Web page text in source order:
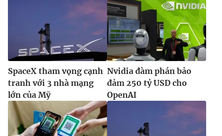
SpaceX tham vọng cạnh
tranh với 3 nhà mạng
lớn của Mỹ
Nvidia đàm phán bảo
đảm 250 tỷ USD cho
OpenAI